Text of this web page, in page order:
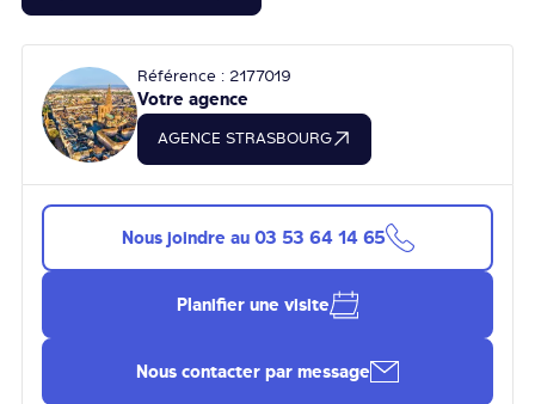
Référence : 2177019
Votre agence
AGENCE STRASBOURG
Nous joindre au 03 53 64 14 65
Planifier une visite
Nous contacter par message